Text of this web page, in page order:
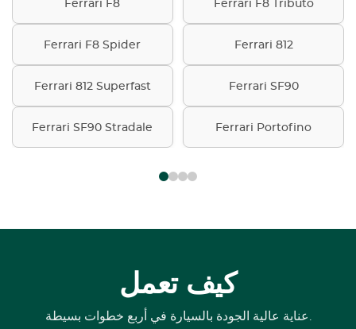
Ferrari F8 Ferrari F8 Tributo
Ferrari F8 Spider Ferrari 812
Ferrari 812 Superfast Ferrari SF90
Ferrari SF90 Stradale Ferrari Portofino
كيف تعمل
عناية عالية الجودة بالسيارة في أربع خطوات بسيطة.